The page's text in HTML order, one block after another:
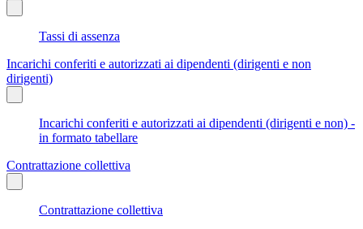
Tassi di assenza
Incarichi conferiti e autorizzati ai dipendenti (dirigenti e non
dirigenti)
Incarichi conferiti e autorizzati ai dipendenti (dirigenti e non) -
in formato tabellare
Contrattazione collettiva
Contrattazione collettiva